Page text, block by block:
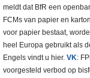
meldt dat BfR een
FCMs van papier en
voor papier bestaat,
heel Europa gebruikt als
Engels vindt u hier. VK:
voorgesteld verbod op